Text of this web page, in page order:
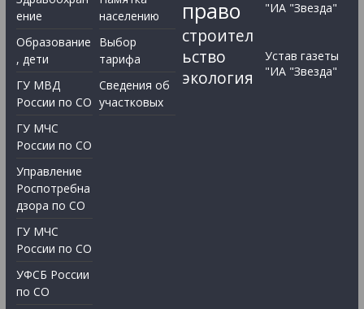
ение
Образование
, дети
ГУ МВД
России по СО
ГУ МЧС
России по СО
Управление
Роспотребна
дзора по СО
ГУ МЧС
России по СО
УФСБ России
по СО
населению
Выбор
тарифа
Сведения об
участковых
право
строител
ьство
экология
"ИА "Звезда"
Устав газеты
"ИА "Звезда"